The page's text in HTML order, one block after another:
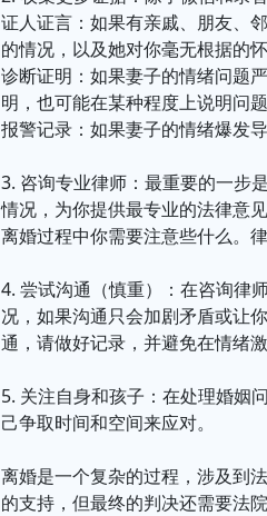
证人证言：如果有亲戚、朋友、
的情况，以及她对你毫无根据的
诊断证明：如果妻子的情绪问题
明，也可能在某种程度上说明问
报警记录：如果妻子的情绪爆发
3. 咨询专业律师：最重要的一步
情况，为你提供最专业的法律意
离婚过程中你需要注意些什么。
4. 尝试沟通（慎重）：在咨询律
况，如果沟通只会加剧矛盾或让
通，请做好记录，并避免在情绪激
5. 关注自身和孩子：在处理婚姻
己争取时间和空间来应对。
离婚是一个复杂的过程，涉及到
的支持，但最终的判决还需要法